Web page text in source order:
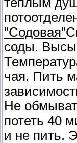
"Содовая"
соды.
чая. Пить
Не
потеть 40
и не пить.